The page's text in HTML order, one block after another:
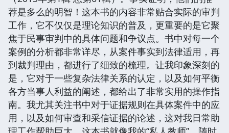
荐是多么的明智！这本书的内容非常贴合实际的审判
工作，它不仅仅是理论知识的普及，更重要的是它聚
焦于民事审判中的具体问题和争议点。书中对每一个
案例的分析都非常详尽，从案件事实到法律适用，再
到裁判理由，都进行了细致的梳理。让我印象深刻的
是，它对于一些复杂法律关系的认定，以及如何平衡
各方当事人利益的阐述，都给出了非常实用的操作指
南。我尤其关注书中对于证据规则在具体案件中的应
用，以及如何审查和采信证据的论述，这对我日常助